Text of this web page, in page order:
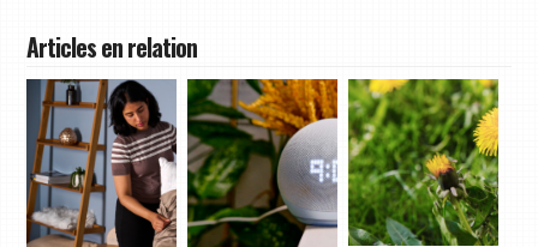
Articles en relation